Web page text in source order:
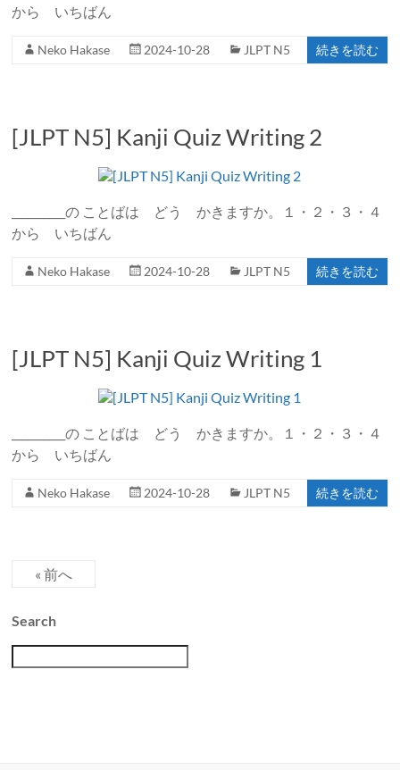
から いちばん
Neko Hakase 2024-10-28 JLPT N5 続きを読む
[JLPT N5] Kanji Quiz Writing 2
__________の ことばは どう かきますか。１・２・３・４
から いちばん
Neko Hakase 2024-10-28 JLPT N5 続きを読む
[JLPT N5] Kanji Quiz Writing 1
__________の ことばは どう かきますか。１・２・３・４
から いちばん
Neko Hakase 2024-10-28 JLPT N5 続きを読む
« 前へ
Search
検
索